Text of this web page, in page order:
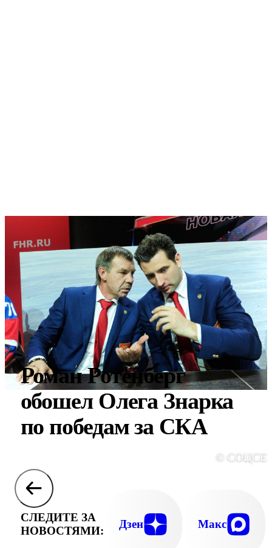
Роман Ротенберг
обошел Олега Знарка
по победам за СКА
©
СЛЕДИТЕ ЗА
НОВОСТЯМИ:
Дзен Макс